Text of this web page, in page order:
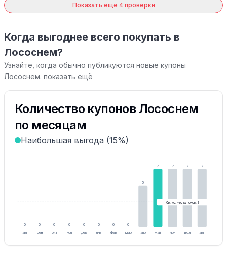
Показать еще 4 проверки
Когда выгоднее всего покупать в
Лососнем?
Узнайте, когда обычно публикуются новые купоны
Лососнем. показать ещё
Количество купонов Лососнем
по месяцам
Наибольшая выгода (15%)
0
авг
0
сен
0
окт
0
ноя
0
дек
0
янв
0
фев
0
мар
5
апр
7
май
7
июн
7
июл
7
авг
Ср. кол-во купонов: 3